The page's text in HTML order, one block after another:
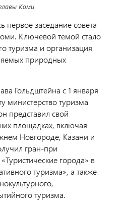
Коми
первое заседание совета
Ключевой темой стало
туризма и организация
природных
Гольдштейна с 1 января
министерство туризма
представил свой
площадках, включая
Новгороде, Казани и
гран-при
города» в
туризма», а также
туризма.